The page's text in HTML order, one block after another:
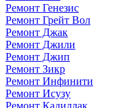
Ремонт Генезис
Ремонт Грейт Вол
Ремонт Джак
Ремонт Джили
Ремонт Джип
Ремонт Зикр
Ремонт Инфинити
Ремонт Исузу
Ремонт Кадиллак